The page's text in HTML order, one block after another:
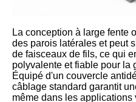
La conception à large fente
des parois latérales et peut
de faisceaux de fils, ce qui
polyvalente et fiable pour la
Équipé d'un couvercle
câblage standard garantit
même dans les applications